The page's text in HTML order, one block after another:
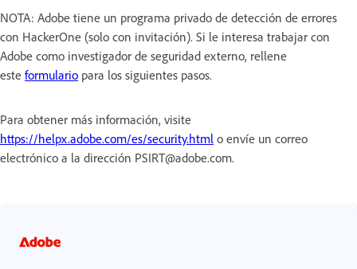
NOTA: Adobe tiene un programa privado de detección de errores
con HackerOne (solo con invitación). Si le interesa trabajar con
Adobe como investigador de seguridad externo, rellene
este formulario para los siguientes pasos.
Para obtener más información, visite
https://helpx.adobe.com/es/security.html o envíe un correo
electrónico a la dirección PSIRT@adobe.com.